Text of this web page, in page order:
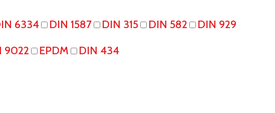
6334 DIN 1587 DIN 315 DIN 582
DIN 929
9022 EPDM
DIN 434